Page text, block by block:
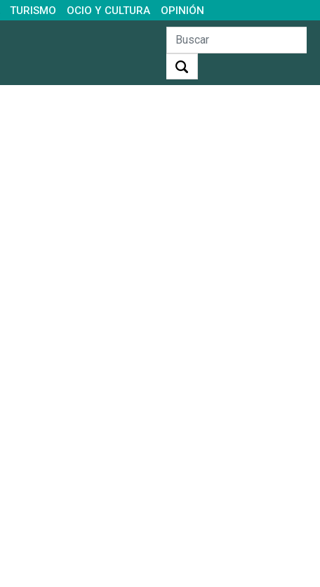
TURISMO OCIO Y CULTURA OPINIÓN